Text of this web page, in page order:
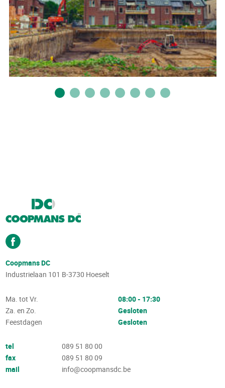
Coopmans DC
Industrielaan 101 B-3730 Hoeselt
Ma. tot Vr.
Za. en Zo.
Feestdagen
08:00 - 17:30
Gesloten
Gesloten
tel
fax
mail
089 51 80 00
089 51 80 09
info@coopmansdc.be